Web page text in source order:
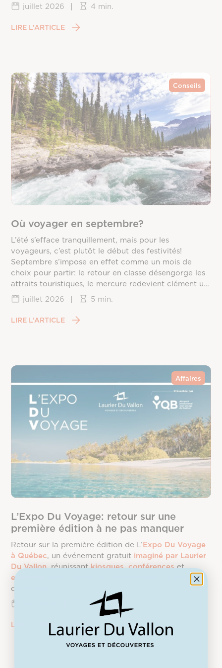
juillet 2026
| 4 min.
LIRE L’ARTICLE
Conseils
Où voyager en septembre?
L’été s’efface tranquillement, mais pour les
voyageurs, c’est plutôt le début des festivités!
Septembre s’impose en effet comme un mois de
choix pour partir: le retour en classe désengorge les
attraits touristiques, le mercure redevient clément un
peu partout sur la planète, et les prix redescendent
une fois la frénésie estivale passée. Reste à choisir la
bonne destination, puisque chaque coin du monde
vit ce mois différemment, entre saison des ouragans,
juillet 2026 | 5 min.
LIRE L’ARTICLE
Affaires
L’Expo Du Voyage: retour sur une
première édition à ne pas manquer
Retour sur la première édition de L’Expo Du Voyage
à Québec, un événement gratuit imaginé par Laurier
Du Vallon, réunissantkiosques,conférenceset
expert·es
pour inspirer et accompagner les projets
de voyage.
3 min.
LIRE L’ARTICLE